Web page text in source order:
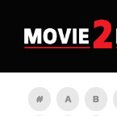
# A B